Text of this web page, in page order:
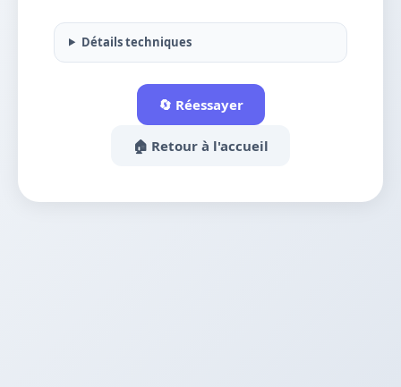
Détails techniques
🔄 Réessayer
🏠 Retour à l'accueil